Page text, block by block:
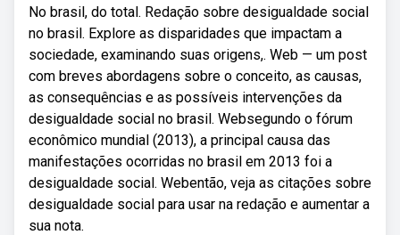
No brasil, do total. Redação sobre desigualdade social
no brasil. Explore as disparidades que impactam a
sociedade, examinando suas origens,. Web — um post
com breves abordagens sobre o conceito, as causas,
as consequências e as possíveis intervenções da
desigualdade social no brasil. Websegundo o fórum
econômico mundial (2013), a principal causa das
manifestações ocorridas no brasil em 2013 foi a
desigualdade social. Webentão, veja as citações sobre
desigualdade social para usar na redação e aumentar a
sua nota.